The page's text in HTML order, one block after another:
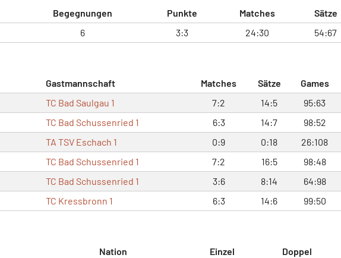
Begegnungen Punkte Matches Sätze
6 3:3 24:30 54:67
Gastmannschaft Matches Sätze Games
TC Bad Saulgau 1 7:2 14:5 95:63
TC Bad Schussenried 1 6:3 14:7 98:52
TA TSV Eschach 1 0:9 0:18 26:108
TC Bad Schussenried 1 7:2 16:5 98:48
TC Bad Schussenried 1 3:6 8:14 64:98
TC Kressbronn 1 6:3 14:6 99:50
Nation Einzel Doppel